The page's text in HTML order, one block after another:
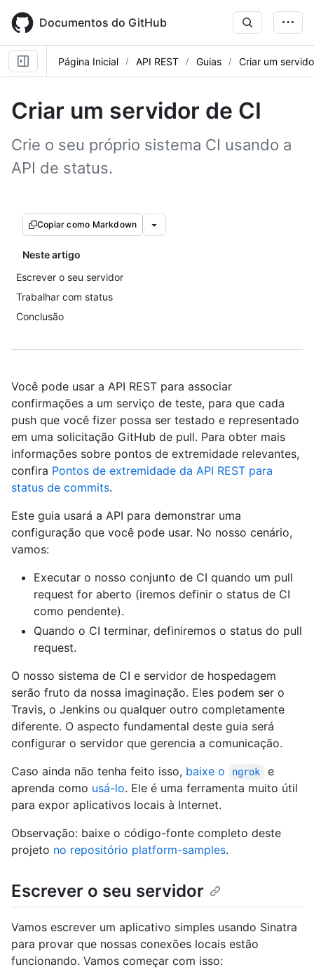
main
content
Documentos do GitHub
Página Inicial API REST Guias Criar um
Criar um servidor de CI
Crie o seu próprio sistema CI usando a
API de status.
Copiar como Markdown
Neste artigo
Escrever o seu servidor
Trabalhar com status
Conclusão
Você pode usar a API REST para associar
confirmações a um serviço de teste, para que cada
push que você fizer possa ser testado e representado
em uma solicitação GitHub de pull. Para obter mais
informações sobre pontos de extremidade relevantes,
confira Pontos de extremidade da API REST para
status de commits.
Este guia usará a API para demonstrar uma
configuração que você pode usar. No nosso cenário,
vamos:
Executar o nosso conjunto de CI quando um pull
request for aberto (iremos definir o status de CI
como pendente).
Quando o CI terminar, definiremos o status do pull
request.
O nosso sistema de CI e servidor de hospedagem
serão fruto da nossa imaginação. Eles podem ser o
Travis, o Jenkins ou qualquer outro completamente
diferente. O aspecto fundamental deste guia será
configurar o servidor que gerencia a comunicação.
Caso ainda não tenha feito isso, baixe o ngrok
e
aprenda como usá-lo. Ele é uma ferramenta muito útil
para expor aplicativos locais à Internet.
Observação: baixe o código-fonte completo deste
projeto no repositório platform-samples.
Escrever o seu servidor
Vamos escrever um aplicativo simples usando Sinatra
para provar que nossas conexões locais estão
funcionando. Vamos começar com isso: